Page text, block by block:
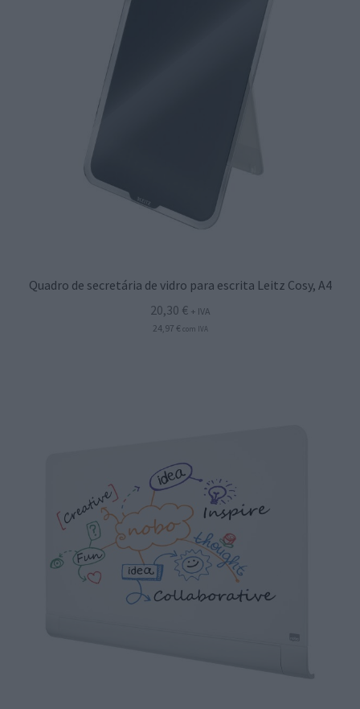
Quadro de secretária de vidro para escrita Leitz Cosy, A4
20,30 € + IVA
24,97 € com IVA